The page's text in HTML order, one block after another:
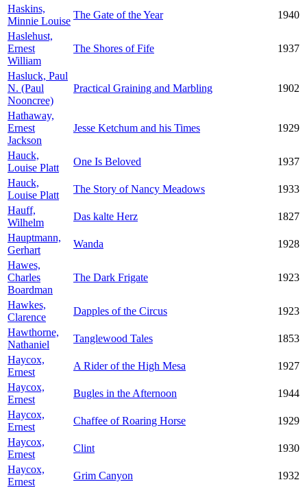
Haskins,
Minnie Louise
The Gate of the Year
1940
Haslehust,
Ernest
William
The Shores of Fife 1937
Hasluck, Paul
N. (Paul
Nooncree)
Practical Graining and Marbling 1902
Hathaway,
Ernest
Jackson
Jesse Ketchum and his Times 1929
Hauck,
Louise Platt
One Is Beloved
1937
Hauck,
Louise Platt
The Story of Nancy Meadows
1933
Hauff,
Wilhelm
Das kalte Herz
1827
Hauptmann,
Gerhart
Wanda
1928
Hawes,
Charles
Boardman
The Dark Frigate 1923
Hawkes,
Clarence
Dapples of the Circus
1923
Hawthorne,
Nathaniel
Tanglewood Tales
1853
Haycox,
Ernest
A Rider of the High Mesa
1927
Haycox,
Ernest
Bugles in the Afternoon
1944
Haycox,
Ernest
Chaffee of Roaring Horse
1929
Haycox,
Ernest
Clint
1930
Haycox,
Ernest
Grim Canyon
1932